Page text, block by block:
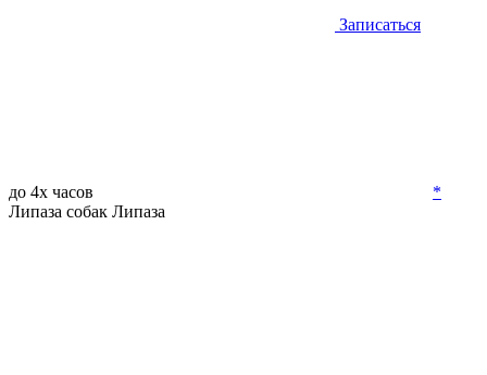
Записаться
до 4х часов
*
Липаза собак Липаза